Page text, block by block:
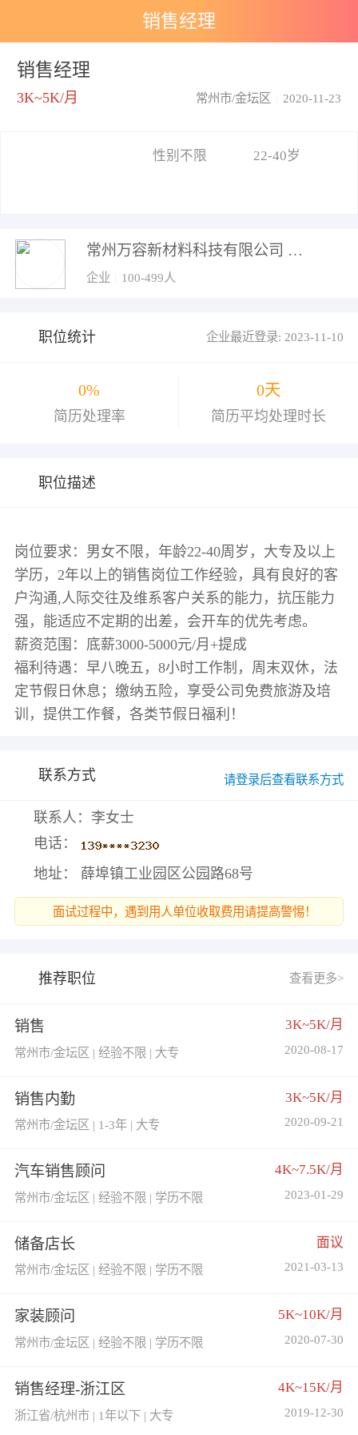
销售经理
销售经理
3K~5K/月 2020-11-23
常州市/金坛区
性别不限 22-40岁
常州万容新材料科技有限公司
企业 100-499人
职位统计 企业最近登录: 2023-11-10
0%
简历处理率
0天
简历平均处理时长
职位描述
岗位要求：男女不限，年龄22-40周岁，大专及以上
学历，2年以上的销售岗位工作经验，具有良好的客
户沟通,人际交往及维系客户关系的能力，抗压能力
强，能适应不定期的出差，会开车的优先考虑。
薪资范围：底薪3000-5000元/月+提成
福利待遇：早八晚五，8小时工作制，周末双休，法
定节假日休息；缴纳五险，享受公司免费旅游及培
联系方式 请登录后查看联系方式
联系人：李女士
电话：
地址： 薛埠镇工业园区公园路68号
面试过程中，遇到用人单位收取费用请提高警惕！
推荐职位 查看更多>
销售 3K~5K/月
常州市/金坛区 | 经验不限 | 大专 2020-08-17
销售内勤 3K~5K/月
常州市/金坛区 | 1-3年 | 大专 2020-09-21
汽车销售顾问 4K~7.5K/月
常州市/金坛区 | 经验不限 | 学历不限 2023-01-29
储备店长 面议
常州市/金坛区 | 经验不限 | 学历不限 2021-03-13
家装顾问 5K~10K/月
常州市/金坛区 | 经验不限 | 学历不限 2020-07-30
销售经理-浙江区 4K~15K/月
浙江省/杭州市 | 1年以下 | 大专 2019-12-30